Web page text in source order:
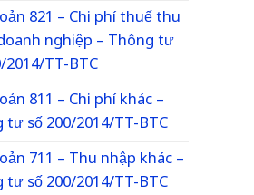
821 – Chi phí thuế thu
nghiệp – Thông tư
2014/TT-BTC
811 – Chi phí khác –
số 200/2014/TT-BTC
711 – Thu nhập khác –
số 200/2014/TT-BTC